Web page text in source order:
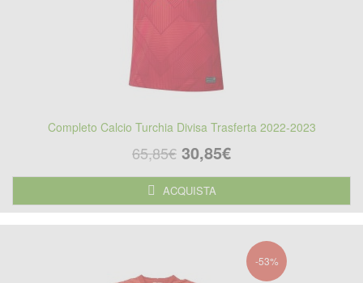
Completo Calcio Turchia Divisa Trasferta 2022-2023
65,85€ 30,85€
ACQUISTA
-53%